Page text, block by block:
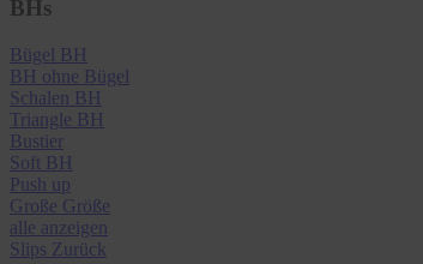
BHs
Bügel BH
BH ohne Bügel
Schalen BH
Triangle BH
Bustier
Soft BH
Push up
Große Größe
alle anzeigen
Slips Zurück